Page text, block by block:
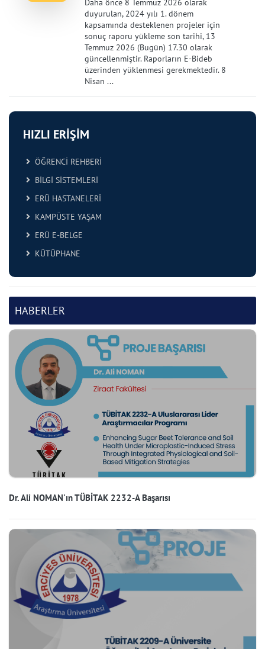
HIZLI ERİŞİM
ÖĞRENCİ REHBERİ
BİLGİ SİSTEMLERİ
ERÜ HASTANELERİ
KAMPÜSTE YAŞAM
ERÜ E-BELGE
KÜTÜPHANE
HABERLER
Dr. Ali NOMAN'ın TÜBİTAK 2232-A Başarısı
Daha önce 8 Temmuz 2026 olarak
duyurulan, 2024 yılı 1. dönem
kapsamında desteklenen projeler için
sonuç raporu yükleme son tarihi, 13
Temmuz 2026 (Bugün) 17.30 olarak
güncellenmiştir. Raporların E-Bideb
üzerinden yüklenmesi gerekmektedir. 8
Nisan ...